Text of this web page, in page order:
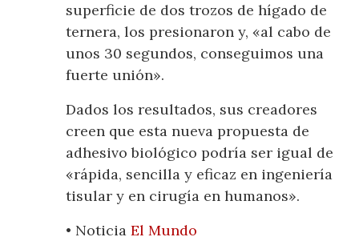
superficie de dos trozos de hígado de
ternera, los presionaron y, «al cabo de
unos 30 segundos, conseguimos una
fuerte unión».
Dados los resultados, sus creadores
creen que esta nueva propuesta de
adhesivo biológico podría ser igual de
«rápida, sencilla y eficaz en ingeniería
tisular y en cirugía en humanos».
• NoticiaEl Mundo